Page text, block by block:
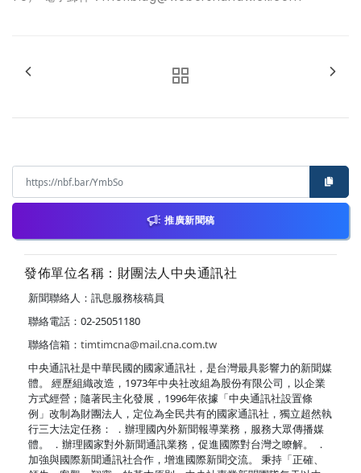
推廣新聞稿
發佈單位名稱：財團法人中央通訊社
新聞聯絡人：訊息服務核稿員
聯絡電話：02-25051180
聯絡信箱： timtimcna@mail.cna.com.tw
中央通訊社是中華民國的國家通訊社，是台灣最具影響力的新聞媒
體。 經歷組織改造，1973年中央社改組為股份有限公司，以企業
方式經營；隨著民主化發展，1996年依據「中央通訊社設置條
例」改制為財團法人，定位為全民共有的國家通訊社，獨立超然執
行三大法定任務： ．辦理國內外新聞報導業務，服務大眾傳播媒
體。 ．辦理國家對外新聞通訊業務，促進國際對台灣之瞭解。 ．
加強與國際新聞通訊社合作，增進國際新聞交流。 秉持「正確、